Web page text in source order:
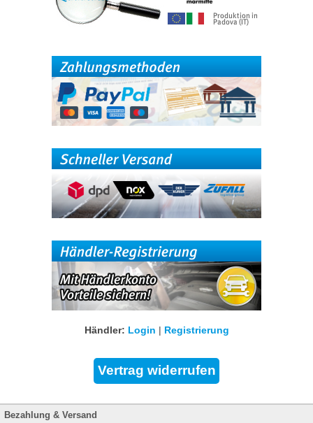
Händler: Login | Registrierung
Bezahlung & Versand